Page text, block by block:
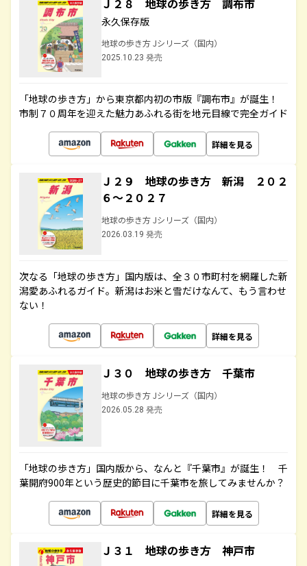
Ｊ２８ 地球の歩き方 調布市
永久保存版
地球の歩き方 Jシリーズ（国内）
2025.10.23 発売
「地球の歩き方」から東京都内初の市版『調布市』が誕生！
市制７０周年を迎えた魅力あふれる街を地元目線で完全ガイド
詳細を見る
Ｊ２９ 地球の歩き方 新潟 ２０２
６～２０２７
地球の歩き方 Jシリーズ（国内）
2026.03.19 発売
次なる「地球の歩き方」国内版は、全３０市町村を網羅した新
潟愛あふれるガイド。新潟はお米と雪だけなんて、もう言わせ
ない！
詳細を見る
Ｊ３０ 地球の歩き方 千葉市
地球の歩き方 Jシリーズ（国内）
2026.05.28 発売
「地球の歩き方」国内版から、なんと『千葉市』が誕生！ 千
葉開府900年という歴史的節目に千葉市を旅してみませんか？
詳細を見る
Ｊ３１ 地球の歩き方 神戸市